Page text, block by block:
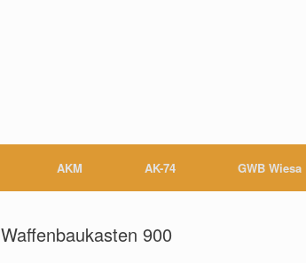
AKM AK-74 GWB Wiesa
Waffenbaukasten 900